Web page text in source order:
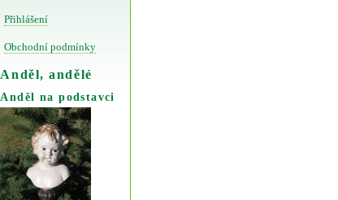
Přihlášení
Obchodní podmínky
Anděl, andělé
Anděl na podstavci